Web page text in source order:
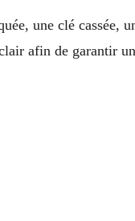
une clé cassée,
afin de garantir